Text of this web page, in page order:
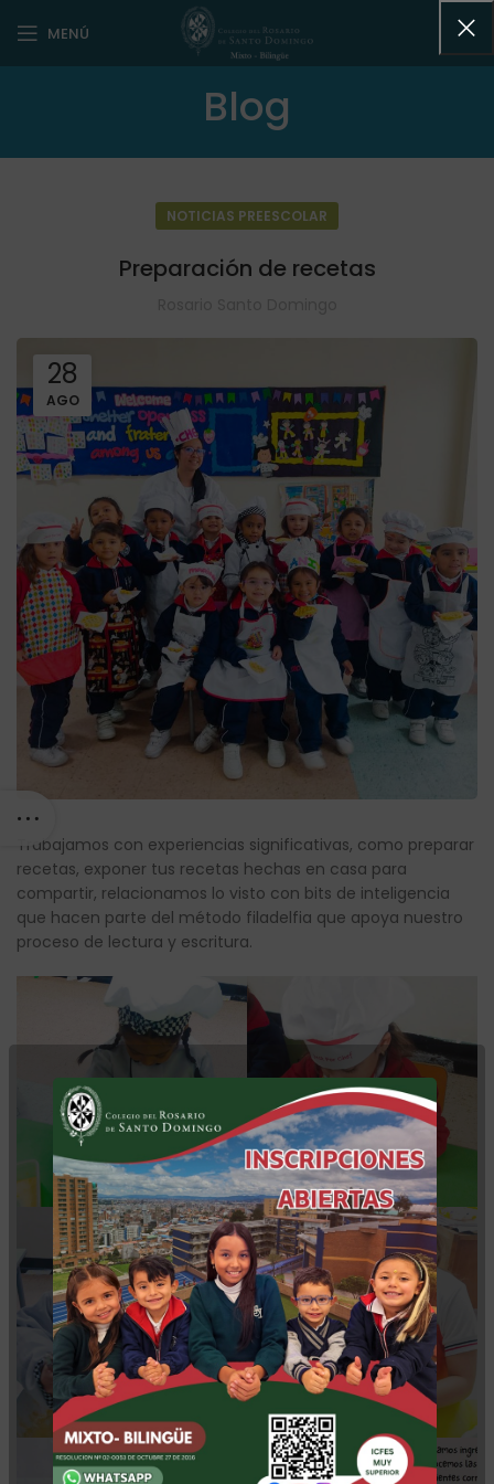
MENÚ
Blog
NOTICIAS PREESCOLAR
Preparación de recetas
28
AGO
Trabajamos con experiencias significativas, como preparar
recetas, exponer tus recetas hechas en casa para
compartir, relacionamos lo visto con bits de inteligencia
que hacen parte del método filadelfia que apoya nuestro
proceso de lectura y escritura.